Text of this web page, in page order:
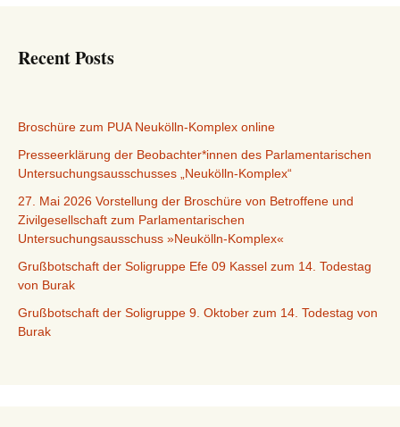
Recent Posts
Broschüre zum PUA Neukölln-Komplex online
Presseerklärung der Beobachter*innen des Parlamentarischen
Untersuchungsausschusses „Neukölln-Komplex“
27. Mai 2026 Vorstellung der Broschüre von Betroffene und
Zivilgesellschaft zum Parlamentarischen
Untersuchungsausschuss »Neukölln-Komplex«
Grußbotschaft der Soligruppe Efe 09 Kassel zum 14. Todestag
von Burak
Grußbotschaft der Soligruppe 9. Oktober zum 14. Todestag von
Burak